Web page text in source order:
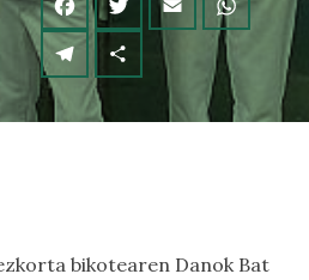
bikotearen Danok Bat